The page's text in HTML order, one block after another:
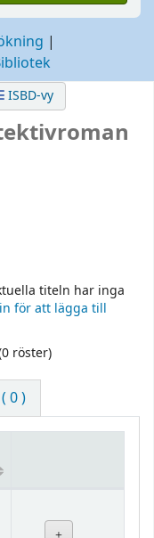
ISBD-vy
titeln har inga
för att lägga till
röster)
0 )